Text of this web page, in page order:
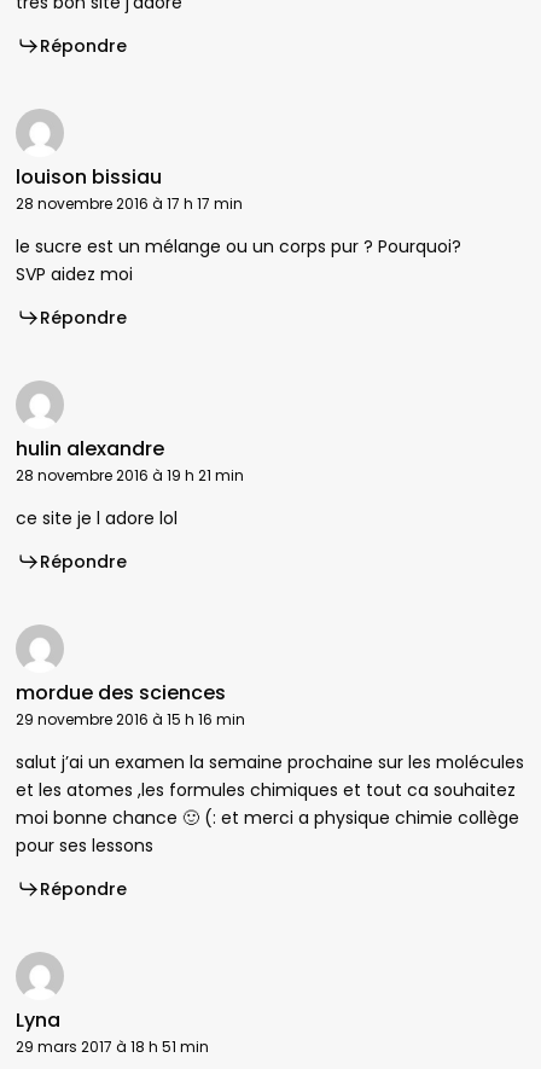
Répondre
louison bissiau
28 novembre 2016 à 17 h 17 min
le sucre est un mélange ou un corps pur ? Pourquoi?
SVP aidez moi
Répondre
hulin alexandre
28 novembre 2016 à 19 h 21 min
ce site je l adore lol
Répondre
mordue des sciences
29 novembre 2016 à 15 h 16 min
salut j’ai un examen la semaine prochaine sur les molécules
et les atomes ,les formules chimiques et tout ca souhaitez
moi bonne chance 🙂 (: et merci a physique chimie collège
pour ses lessons
Répondre
Lyna
29 mars 2017 à 18 h 51 min